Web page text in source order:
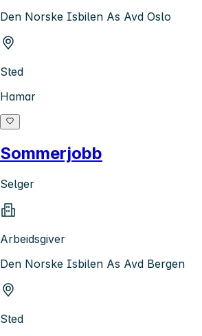
Den Norske Isbilen As Avd Oslo
Sted
Hamar
Sommerjobb
Selger
Arbeidsgiver
Den Norske Isbilen As Avd Bergen
Sted